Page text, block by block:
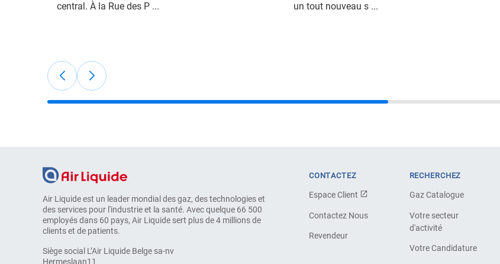
central. À la Rue des P ...
un tout nouveau s ...
Air Liquide est un leader mondial des gaz, des technologies et
des services pour l'industrie et la santé. Avec quelque 66 500
employés dans 60 pays, Air Liquide sert plus de 4 millions de
clients et de patients.
Siège social L’Air Liquide Belge sa-nv
Hermeslaan11
CONTACTEZ
Espace Client
Contactez Nous
Revendeur
RECHERCHEZ
Gaz Catalogue
Votre secteur
d'activité
Votre Candidature